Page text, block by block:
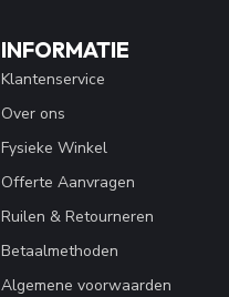
INFORMATIE
Klantenservice
Over ons
Fysieke Winkel
Offerte Aanvragen
Ruilen & Retourneren
Betaalmethoden
Algemene voorwaarden